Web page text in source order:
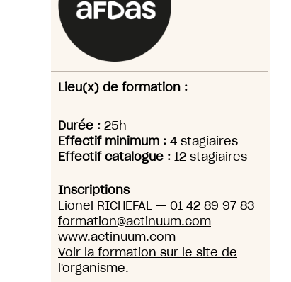
Lieu(x) de formation :
Durée : 25h
Effectif minimum : 4 stagiaires
Effectif catalogue : 12 stagiaires
Inscriptions
Lionel RICHEFAL — 01 42 89 97 83
formation@actinuum.com
www.actinuum.com
Voir la formation sur le site de
l'organisme.